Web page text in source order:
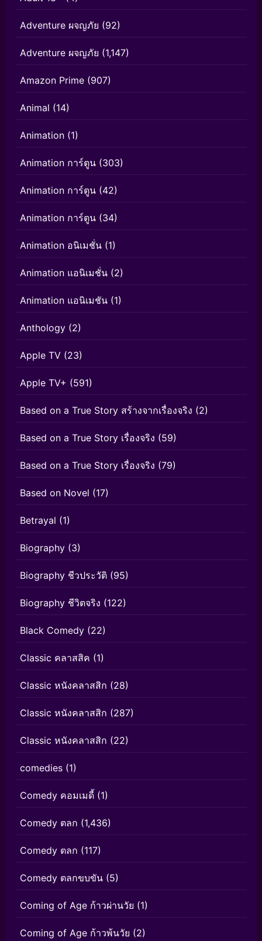
Adventure ผจญภัย (92)
Adventure ผจญภัย (1,147)
Amazon Prime (907)
Animal (14)
Animation (1)
Animation การ์ตูน (303)
Animation การ์ตูน (42)
Animation การ์ตูน (34)
Animation อนิเมชั่น (1)
Animation แอนิเมชั่น (2)
Animation แอนิเมชัน (1)
Anthology (2)
Apple TV (23)
Apple TV+ (591)
Based on a True Story สร้างจากเรื่องจริง (2)
Based on a True Story เรื่องจริง (59)
Based on a True Story เรื่องจริง (79)
Based on Novel (17)
Betrayal (1)
Biography (3)
Biography ชีวประวัติ (95)
Biography ชีวิตจริง (122)
Black Comedy (22)
Classic คลาสสิค (1)
Classic หนังคลาสสิก (28)
Classic หนังคลาสสิก (287)
Classic หนังคลาสสิก (22)
comedies (1)
Comedy คอมเมดี้ (1)
Comedy ตลก (1,436)
Comedy ตลก (117)
Comedy ตลกขบขัน (5)
Coming of Age ก้าวผ่านวัย (1)
Coming of Age ก้าวพ้นวัย (2)